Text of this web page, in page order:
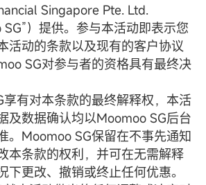
Singapore Pte. Ltd.
SG”）提供。参与本活动即表示您
活动的条款以及现有的客户协议
SG对参与者的资格具有最终决
享有对本条款的最终解释权，本活
及数据确认均以Moomoo SG后台
。Moomoo SG保留在不事先通知
本条款的权利，并可在无需解释
下更改、撤销或终止任何优惠。